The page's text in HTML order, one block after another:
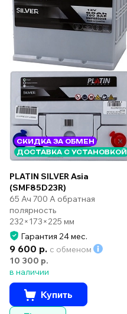
СКИДКА ЗА ОБМЕН
ДОСТАВКА С УСТАНОВКОЙ
PLATIN SILVER Asia
(SMF85D23R)
65 Ач 700 А обратная
полярность
232×173×225 мм
Гарантия 24 мес.
9 600 р. с обменом
10 300 р.
в наличии
Купить